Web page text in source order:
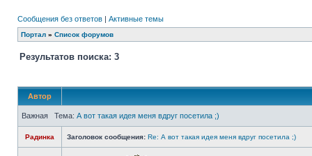
Сообщения без ответов | Активные темы
Портал » Список форумов
Результатов поиска: 3
Автор
Важная Тема: А вот такая идея меня вдруг посетила ;)
Радинка Заголовок сообщения: Re: А вот такая идея меня вдруг посетила ;)